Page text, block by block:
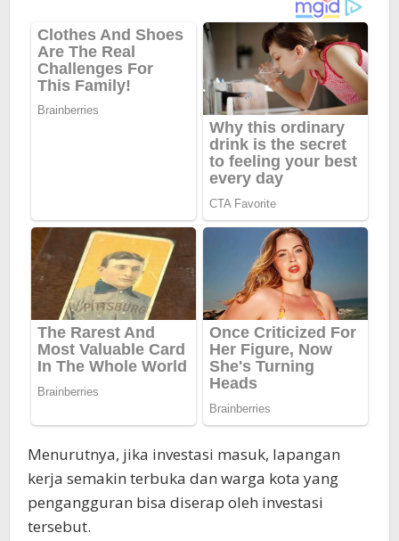
Menurutnya, jika investasi masuk, lapangan
kerja semakin terbuka dan warga kota yang
pengangguran bisa diserap oleh investasi
tersebut.